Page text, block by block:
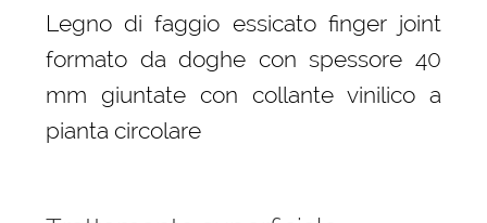
Legno di faggio essicato finger joint
formato da doghe con spessore 40
mm giuntate con collante vinilico a
pianta circolare